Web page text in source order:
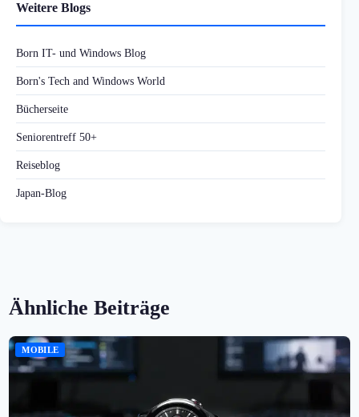
Weitere Blogs
Born IT- und Windows Blog
Born's Tech and Windows World
Bücherseite
Seniorentreff 50+
Reiseblog
Japan-Blog
Ähnliche Beiträge
MOBILE